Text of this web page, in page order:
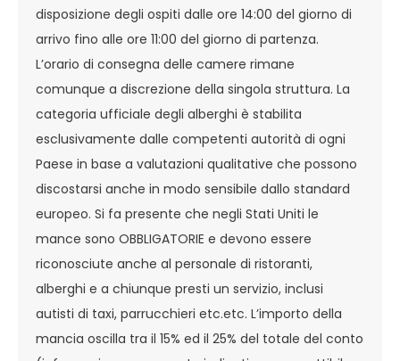
disposizione degli ospiti dalle ore 14:00 del giorno di
arrivo fino alle ore 11:00 del giorno di partenza.
L’orario di consegna delle camere rimane
comunque a discrezione della singola struttura. La
categoria ufficiale degli alberghi è stabilita
esclusivamente dalle competenti autorità di ogni
Paese in base a valutazioni qualitative che possono
discostarsi anche in modo sensibile dallo standard
europeo. Si fa presente che negli Stati Uniti le
mance sono OBBLIGATORIE e devono essere
riconosciute anche al personale di ristoranti,
alberghi e a chiunque presti un servizio, inclusi
autisti di taxi, parrucchieri etc.etc. L’importo della
mancia oscilla tra il 15% ed il 25% del totale del conto